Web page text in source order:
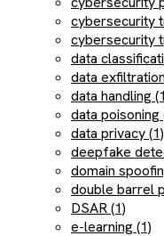
cybersecurity
cybersecurity
data
data
data handling
data poisoning
data privacy (1)
deepfake
domain
double barrel
DSAR (1)
e-learning (1)